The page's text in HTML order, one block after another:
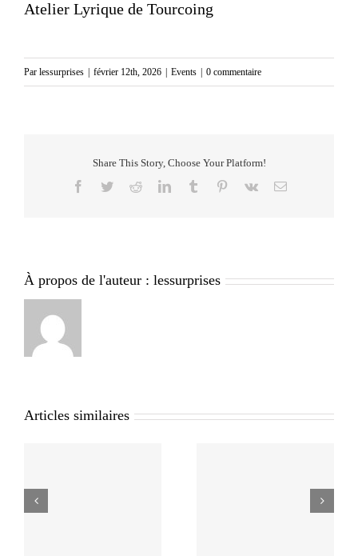
Atelier Lyrique de Tourcoing
Par lessurprises | février 12th, 2026 | Events | 0 commentaire
Share This Story, Choose Your Platform!
Facebook
TwitterRedditLinkedInTumblr Pinterest
Vk Email
À propos de l'auteur : lessurprises
Articles similaires